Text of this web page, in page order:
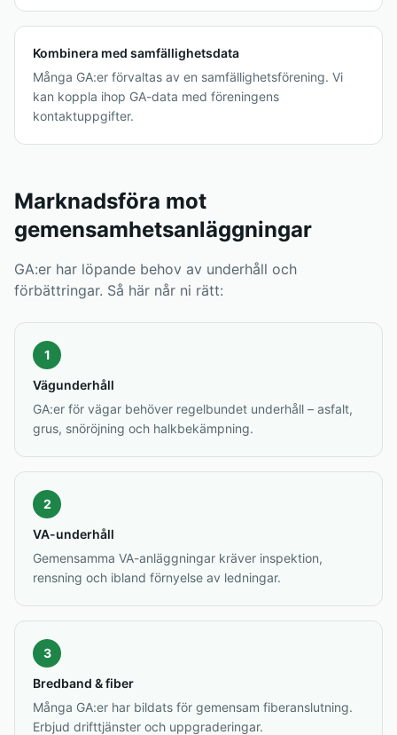
Kombinera med samfällighetsdata
Många GA:er förvaltas av en samfällighetsförening. Vi
kan koppla ihop GA-data med föreningens
kontaktuppgifter.
Marknadsföra mot
gemensamhetsanläggningar
GA:er har löpande behov av underhåll och
förbättringar. Så här når ni rätt:
1
Vägunderhåll
GA:er för vägar behöver regelbundet underhåll – asfalt,
grus, snöröjning och halkbekämpning.
2
VA-underhåll
Gemensamma VA-anläggningar kräver inspektion,
rensning och ibland förnyelse av ledningar.
3
Bredband & fiber
Många GA:er har bildats för gemensam fiberanslutning.
Erbjud drifttjänster och uppgraderingar.